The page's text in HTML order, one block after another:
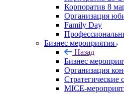
Корпоратив 8
Организация
Family Day
Бизнес мероприятия
Назад
Бизнес
Организация
Стратегические
MICE-